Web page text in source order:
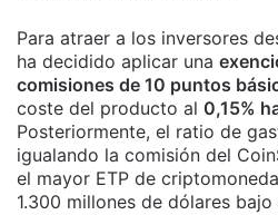
Para atraer a los inversores
ha decidido aplicar una
comisiones de 10 puntos
coste del producto al 0,15%
Posteriormente, el ratio de
igualando la comisión del
el mayor ETP de
1.300 millones de dólares bajo